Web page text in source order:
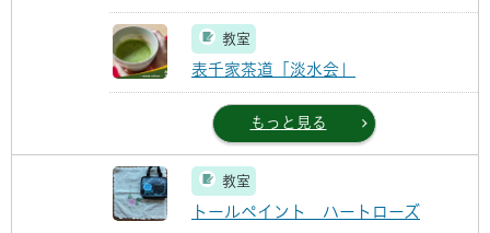
教室
表千家茶道「淡水会」
もっと見る
教室
トールペイント ハートローズ